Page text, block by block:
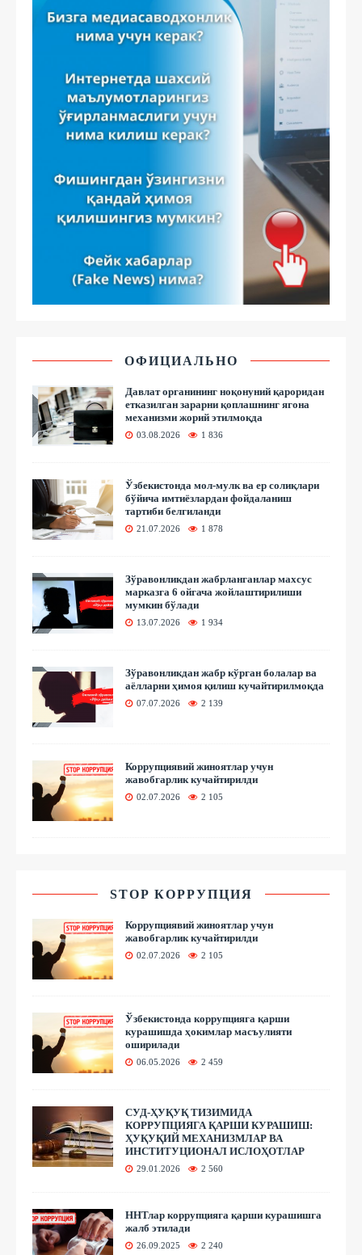
ОФИЦИАЛЬНО
Давлат органининг ноқонуний қароридан
етказилган зарарни қоплашнинг ягона
механизми жорий этилмоқда
03.08.2026 1 836
Ўзбекистонда мол-мулк ва ер солиқлари
бўйича имтиёзлардан фойдаланиш
тартиби белгиланди
21.07.2026 1 878
Зўравонликдан жабрланганлар махсус
марказга 6 ойгача жойлаштирилиши
мумкин бўлади
13.07.2026 1 934
Зўравонликдан жабр кўрган болалар ва
аёлларни ҳимоя қилиш кучайтирилмоқда
07.07.2026 2 139
Коррупциявий жиноятлар учун
жавобгарлик кучайтирилди
02.07.2026 2 105
STOP КОРРУПЦИЯ
Коррупциявий жиноятлар учун
жавобгарлик кучайтирилди
02.07.2026 2 105
Ўзбекистонда коррупцияга қарши
курашишда ҳокимлар масъулияти
оширилади
06.05.2026 2 459
СУД-ҲУҚУҚ ТИЗИМИДА
КОРРУПЦИЯГА ҚАРШИ КУРАШИШ:
ҲУҚУҚИЙ МЕХАНИЗМЛАР ВА
ИНСТИТУЦИОНАЛ ИСЛОҲОТЛАР
29.01.2026 2 560
ННТлар коррупцияга қарши курашишга
жалб этилади
26.09.2025 2 240